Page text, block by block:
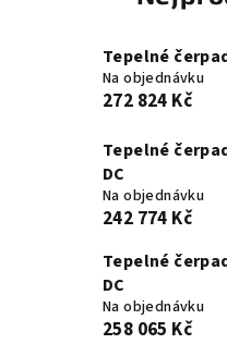
Tepelné
Na objednávku
272 824 Kč
Tepelné
DC
Na objednávku
242 774 Kč
Tepelné
DC
Na objednávku
258 065 Kč